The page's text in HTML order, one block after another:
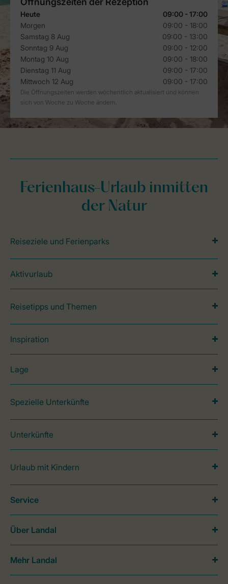
Ferienhaus-Urlaub inmitten
der Natur
Reiseziele und Ferienparks
Aktivurlaub
Reisetipps und Themen
Inspiration
Lage
Spezielle Unterkünfte
Unterkünfte
Urlaub mit Kindern
Service
Über Landal
Mehr Landal